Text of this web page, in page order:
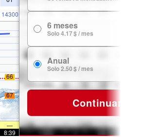
14300
66
67
—
8:39
6 meses
Solo 4.17 $ / mes
Anual
Solo 2.50 $ / mes
Continuar